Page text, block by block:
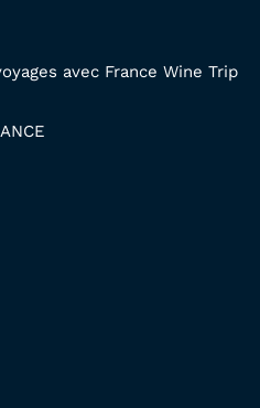
avec France Wine Trip